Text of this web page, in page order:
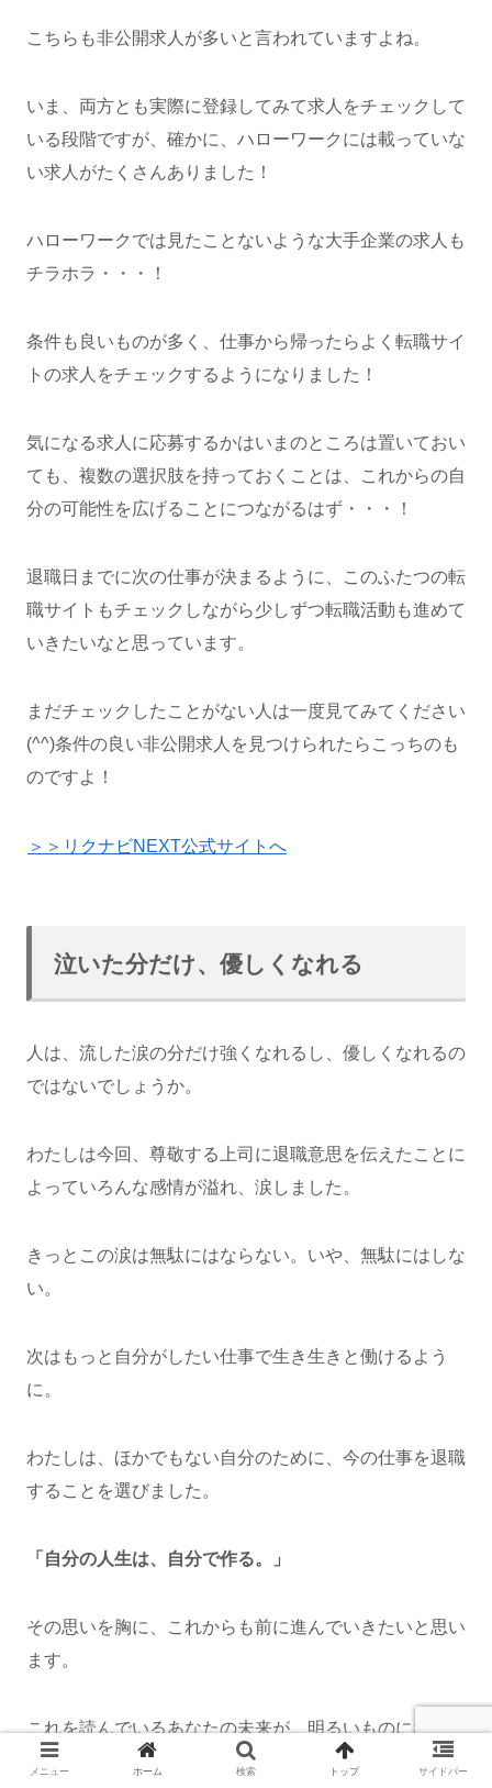
こちらも非公開求人が多いと言われていますよね。
いま、両方とも実際に登録してみて求人をチェックして
いる段階ですが、確かに、ハローワークには載っていな
い求人がたくさんありました！
ハローワークでは見たことないような大手企業の求人も
チラホラ・・・！
条件も良いものが多く、仕事から帰ったらよく転職サイ
トの求人をチェックするようになりました！
気になる求人に応募するかはいまのところは置いておい
ても、複数の選択肢を持っておくことは、これからの自
分の可能性を広げることにつながるはず・・・！
退職日までに次の仕事が決まるように、このふたつの転
職サイトもチェックしながら少しずつ転職活動も進めて
いきたいなと思っています。
まだチェックしたことがない人は一度見てみてください
(^^)条件の良い非公開求人を見つけられたらこっちのも
のですよ！
＞＞リクナビNEXT公式サイトへ
泣いた分だけ、優しくなれる
人は、流した涙の分だけ強くなれるし、優しくなれるの
ではないでしょうか。
わたしは今回、尊敬する上司に退職意思を伝えたことに
よっていろんな感情が溢れ、涙しました。
きっとこの涙は無駄にはならない。いや、無駄にはしな
い。
次はもっと自分がしたい仕事で生き生きと働けるよう
に。
わたしは、ほかでもない自分のために、今の仕事を退職
することを選びました。
「自分の人生は、自分で作る。」
その思いを胸に、これからも前に進んでいきたいと思い
ます。
これを読んでいるあなたの未来が、明るいものになりま
すように・・・！
メニュー ホーム 検索 トップ サイドバー